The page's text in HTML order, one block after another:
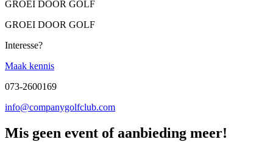
GROEI DOOR GOLF
GROEI DOOR GOLF
Interesse?
Maak kennis
073-2600169
info@companygolfclub.com
Mis geen event of aanbieding meer!